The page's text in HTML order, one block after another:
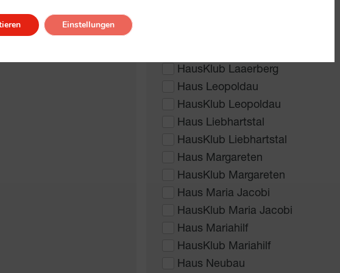
HausKlub Laaerberg
Haus Leopoldau
HausKlub Leopoldau
Haus Liebhartstal
HausKlub Liebhartstal
Haus Margareten
HausKlub Margareten
Haus Maria Jacobi
HausKlub Maria Jacobi
Haus Mariahilf
HausKlub Mariahilf
Haus Neubau
Einstellungen